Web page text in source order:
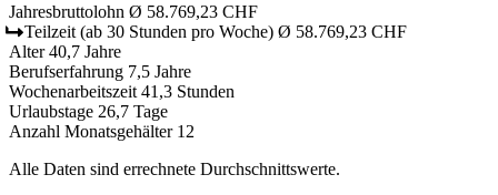
Jahresbruttolohn Ø 58.769,23 CHF
Teilzeit (ab 30 Stunden pro Woche) Ø 58.769,23 CHF
Alter 40,7 Jahre
Berufserfahrung 7,5 Jahre
Wochenarbeitszeit 41,3 Stunden
Urlaubstage 26,7 Tage
Anzahl Monatsgehälter 12
Alle Daten sind errechnete Durchschnittswerte.